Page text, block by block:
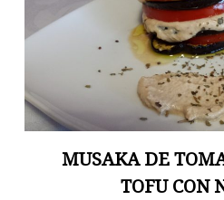
MUSAKA DE
TOFU CON